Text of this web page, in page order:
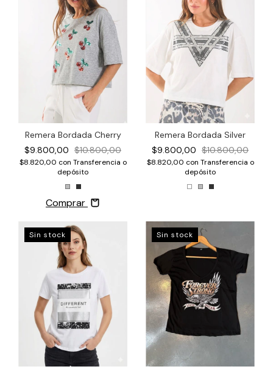
Remera Bordada Cherry
$9.800,00 $10.800,00
$8.820,00 con Transferencia o
depósito
Comprar
Remera Bordada Silver
$9.800,00 $10.800,00
$8.820,00 con Transferencia o
depósito
Sin stock Sin stock